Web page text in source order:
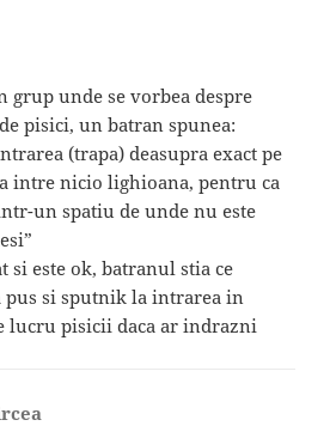
grup unde se vorbea despre
pisici, un batran spunea:
(trapa) deasupra exact pe
intre nicio lighioana, pentru ca
un spatiu de unde nu este
si este ok, batranul stia ce
pus si sputnik la intrarea in
lucru pisicii daca ar indrazni